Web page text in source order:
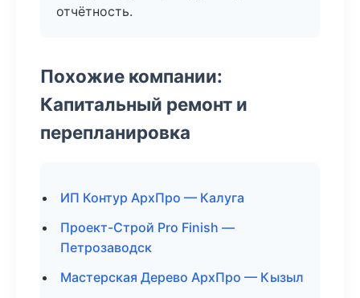
отчётность.
Похожие компании:
Капитальный ремонт и
перепланировка
ИП Контур АрхПро — Калуга
Проект-Строй Pro Finish —
Петрозаводск
Мастерская Дерево АрхПро — Кызыл